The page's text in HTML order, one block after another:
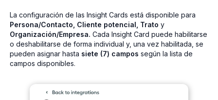
La configuración de las Insight Cards está disponible para
Persona/Contacto, Cliente potencial, Trato y
Organización/Empresa. Cada Insight Card puede habilitarse
o deshabilitarse de forma individual y, una vez habilitada, se
pueden asignar hasta siete (7) campos según la lista de
campos disponibles.